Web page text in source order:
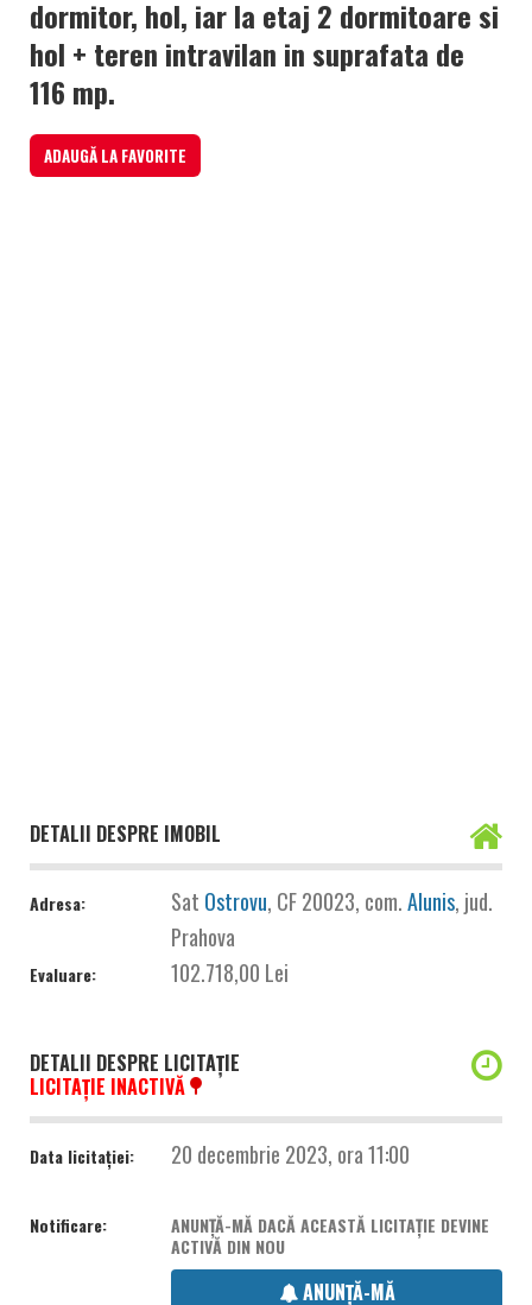
dormitor, hol, iar la etaj 2 dormitoare si
hol + teren intravilan in suprafata de
116 mp.
ADAUGĂ LA FAVORITE
DETALII DESPRE IMOBIL
Adresa: Sat Ostrovu, CF 20023, com.Alunis, jud.
Prahova
Evaluare: 102.718,00 Lei
DETALII DESPRE LICITAȚIE
LICITAȚIE INACTIVĂ
Data licitației: 20 decembrie 2023, ora 11:00
Notificare:
ANUNȚĂ-MĂ DACĂ ACEASTĂ LICITAȚIE DEVINE
ACTIVĂ DIN NOU
ANUNȚĂ-MĂ